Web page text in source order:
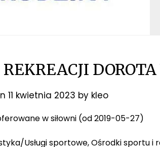
11 kwietnia 2023 by kleo
w siłowni (od 2019-05-27)
Usługi sportowe, Ośrodki sportu i